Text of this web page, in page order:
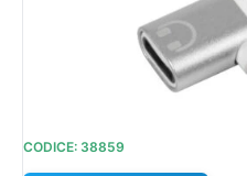
CODICE: 38859